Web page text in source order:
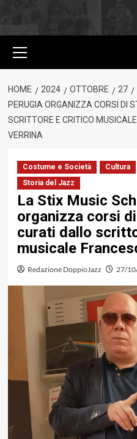
principale
HOME 2024 OTTOBRE 27
PERUGIA ORGANIZZA CORSI DI
SCRITTORE E CRITICO
VERRINA
Costume e Società Cultura
Storia del Jazz
La Stix Music
organizza corsi
curati dallo
musicale
Redazione DoppioJazz 27/